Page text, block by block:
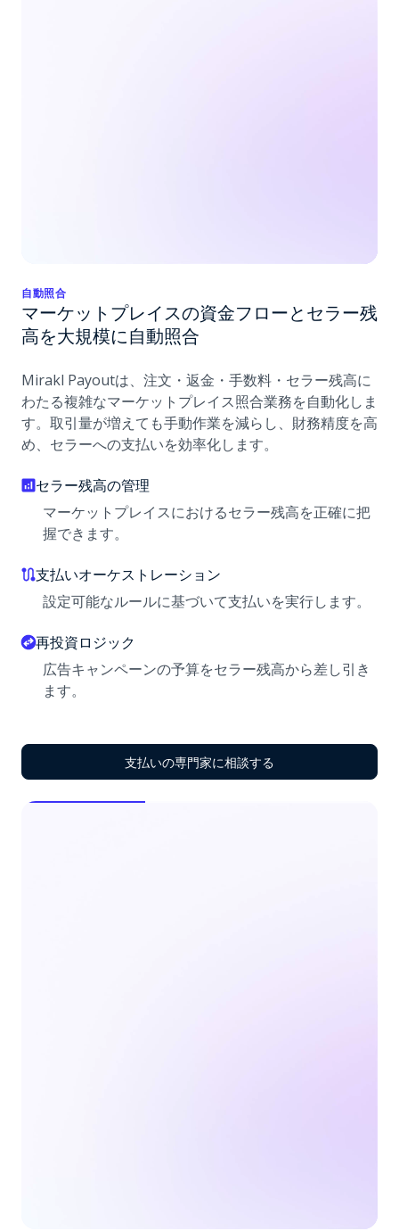
自動照合
マーケットプレイスの資金フローとセラー残
高を大規模に自動照合
Mirakl Payoutは、注文・返金・手数料・セラー残高に
わたる複雑なマーケットプレイス照合業務を自動化しま
す。取引量が増えても手動作業を減らし、財務精度を高
め、セラーへの支払いを効率化します。
セラー残高の管理
マーケットプレイスにおけるセラー残高を正確に把
握できます。
支払いオーケストレーション
設定可能なルールに基づいて支払いを実行します。
再投資ロジック
広告キャンペーンの予算をセラー残高から差し引き
ます。
支払いの専門家に相談する